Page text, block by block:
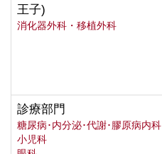
王子)
消化器外科・移植外科
診療部門
糖尿病･内分泌･代謝･膠原病内科
小児科